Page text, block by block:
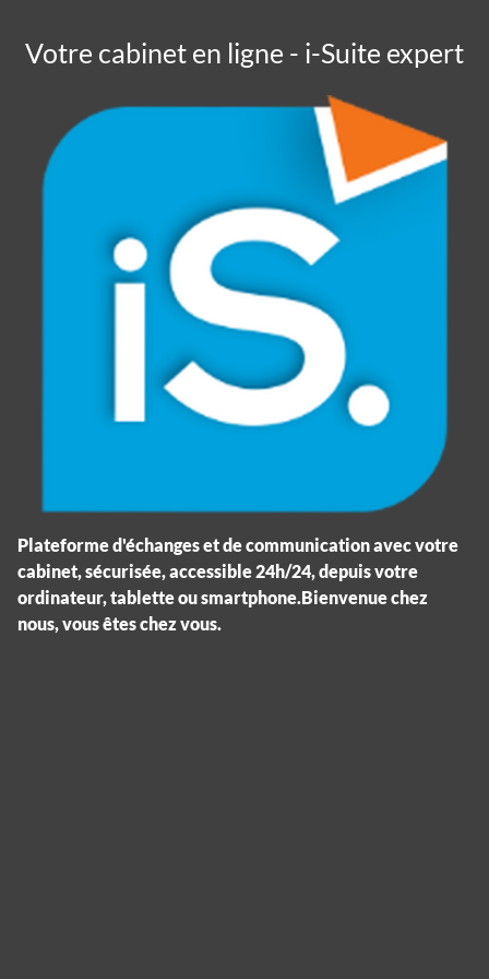
Votre cabinet en ligne - i-Suite expert
Plateforme d'échanges et de communication avec votre
cabinet, sécurisée, accessible 24h/24, depuis votre
ordinateur, tablette ou smartphone.Bienvenue chez
nous, vous êtes chez vous.